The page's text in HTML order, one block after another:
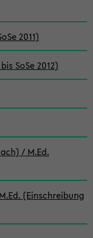
2011)
SoSe 2012)
/ M.Ed.
(Einschreibung